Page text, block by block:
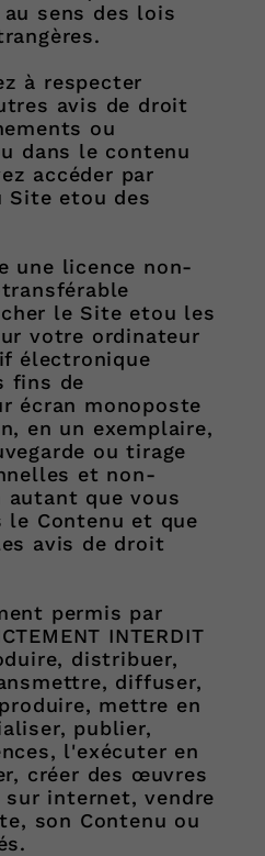
sens des lois
à respecter
avis de droit
ou
dans le contenu
accéder par
Site etou des
une licence non-
le Site etou les
votre ordinateur
électronique
fins de
écran monoposte
en un exemplaire,
ou tirage
et non-
autant que vous
le Contenu et que
avis de droit
permis par
INTERDIT
distribuer,
diffuser,
mettre en
publier,
l'exécuter en
créer des œuvres
internet, vendre
son Contenu ou